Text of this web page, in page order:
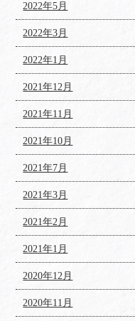
2022年5月
2022年3月
2022年1月
2021年12月
2021年11月
2021年10月
2021年7月
2021年3月
2021年2月
2021年1月
2020年12月
2020年11月